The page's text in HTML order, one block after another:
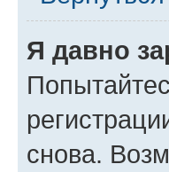
Я давно
снова.